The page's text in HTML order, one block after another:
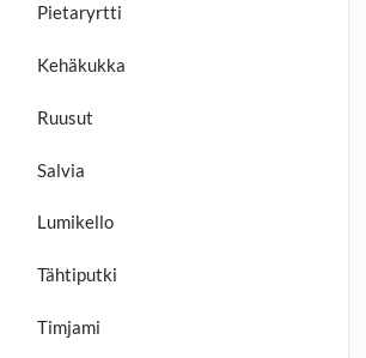
Pietaryrtti
Kehäkukka
Ruusut
Salvia
Lumikello
Tähtiputki
Timjami